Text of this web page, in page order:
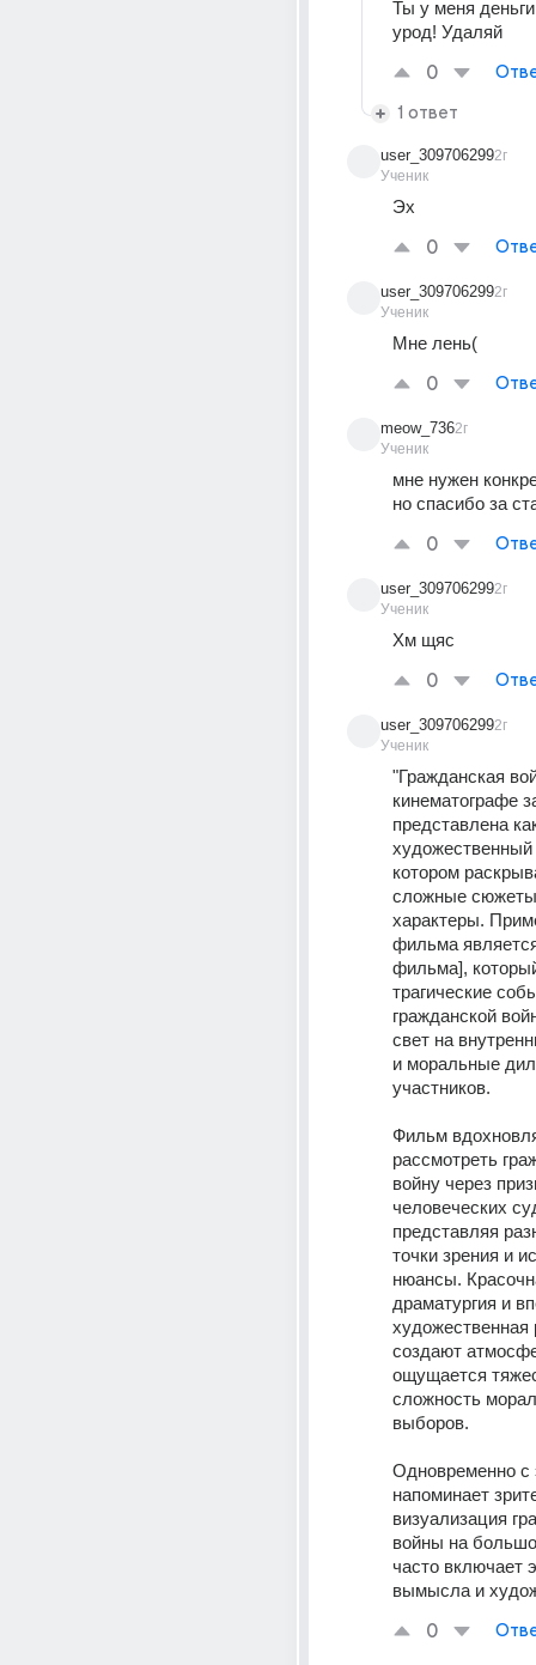
Ты у меня
урод! Удаляй
0
1 ответ
user_309706299
Ученик
2г
Эх
0
user_309706299
Ученик
2г
Мне лень(
0
meow_736
Ученик
2г
мне нужен
но спасибо за
0
user_309706299
Ученик
2г
Хм щяс
0
user_309706299
Ученик
2г
"Гражданская
кинематографе
представлена
художественный
котором
сложные сюжеты
характеры.
фильма
фильма],
трагические
гражданской
свет на
и моральные
участников.
Фильм
рассмотреть
войну через
человеческих
представляя
точки зрения и
нюансы.
драматургия и
художественная
создают
ощущается
сложность
выборов.
Одновременно
напоминает
визуализация
войны на
часто включает
вымысла и
0